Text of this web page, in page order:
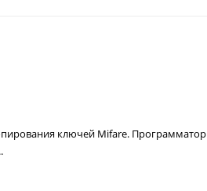
ключей Mifare.